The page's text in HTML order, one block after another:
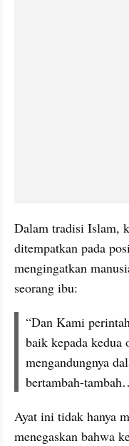
Dalam tradisi Islam,
ditempatkan pada
mengingatkan
seorang ibu:
“Dan Kami
baik kepada kedua
mengandungnya
bertambah-
Ayat ini tidak hanya
menegaskan bahwa